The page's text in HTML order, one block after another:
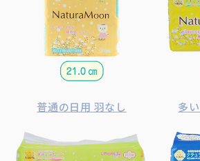
普通の日用 羽なし 多